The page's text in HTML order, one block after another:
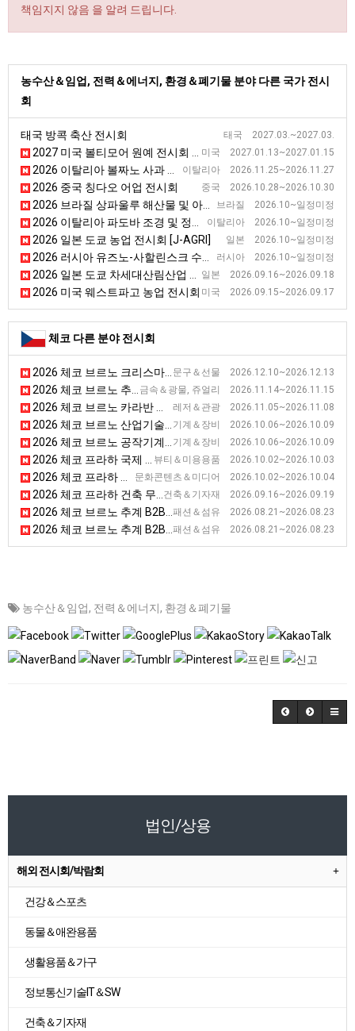
책임지지 않음 을 알려 드립니다.
농수산＆임업, 전력＆에너지, 환경＆폐기물 분야 다른 국가 전시
회
태국 2027.03.~2027.03.
태국 방콕 축산 전시회
미국 2027.01.13~2027.01.15
2027 미국 볼티모어 원예 전시회 [Mid-Atlantic Nursery Trade Show]
이탈리아 2026.11.25~2026.11.27
2026 이탈리아 볼짜노 사과 전시회 [INTERPOMA]
중국 2026.10.28~2026.10.30
2026 중국 칭다오 어업 전시회
브라질 2026.10~일정미정
2026 브라질 상파울루 해산물 및 아시안 식품 전시회 [Asian & Sea Food Show]
이탈리아 2026.10~일정미정
2026 이탈리아 파도바 조경 및 정원용품 전시회 [FLORMART]
일본 2026.10~일정미정
2026 일본 도쿄 농업 전시회 [J-AGRI]
러시아 2026.10~일정미정
2026 러시아 유즈노-사할린스크 수산업 전시회 [Рыбная Индустрия 2025]
일본 2026.09.16~2026.09.18
2026 일본 도쿄 차세대산림산업 전시회 [FORESTRISE]
미국 2026.09.15~2026.09.17
2026 미국 웨스트파고 농업 전시회
체코 다른 분야 전시회
문구＆선물 2026.12.10~2026.12.13
2026 체코 브르노 크리스마스 전시회 [Christmas Market]
금속＆광물, 쥬얼리 2026.11.14~2026.11.15
2026 체코 브르노 추계 광물 및 보석 제품 전시회 [Minerals Brno]
레저＆관광 2026.11.05~2026.11.08
2026 체코 브르노 카라반 전시회
기계＆장비 2026.10.06~2026.10.09
2026 체코 브르노 산업기술 전시회 [MSV]
기계＆장비 2026.10.06~2026.10.09
2026 체코 브르노 공작기계 전시회 [IMT]
뷰티＆미용용품 2026.10.02~2026.10.03
2026 체코 프라하 국제 뷰티 전시회 [FOR BEAUTY]
문화콘텐츠＆미디어 2026.10.02~2026.10.04
2026 체코 프라하 게임 전시회 [FOR GAMES]
건축＆기자재 2026.09.16~2026.09.19
2026 체코 프라하 건축 무역 전시회 [FOR ARCH]
패션＆섬유 2026.08.21~2026.08.23
2026 체코 브르노 추계 B2B 신발, 가죽 전시회 [KABO]
패션＆섬유 2026.08.21~2026.08.23
2026 체코 브르노 추계 B2B 패션 전시회 [STYL]
농수산＆임업, 전력＆에너지, 환경＆폐기물
법인/상용
해외 전시회/박람회
건강＆스포츠
동물＆애완용품
생활용품＆가구
정보통신기술IT＆SW
건축＆기자재